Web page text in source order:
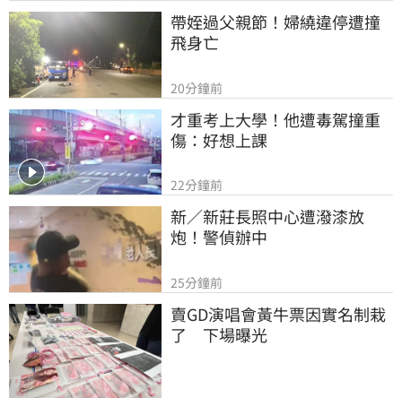
帶姪過父親節！婦繞違停遭撞
飛身亡
20分鐘前
才重考上大學！他遭毒駕撞重
傷：好想上課
22分鐘前
新／新莊長照中心遭潑漆放
炮！警偵辦中
25分鐘前
賣GD演唱會黃牛票因實名制栽
了　下場曝光